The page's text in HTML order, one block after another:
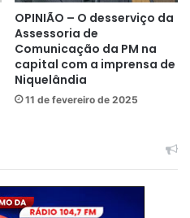
OPINIÃO – O desserviço da
Assessoria de
Comunicação da PM na
capital com a imprensa de
Niquelândia
11 de fevereiro de 2025